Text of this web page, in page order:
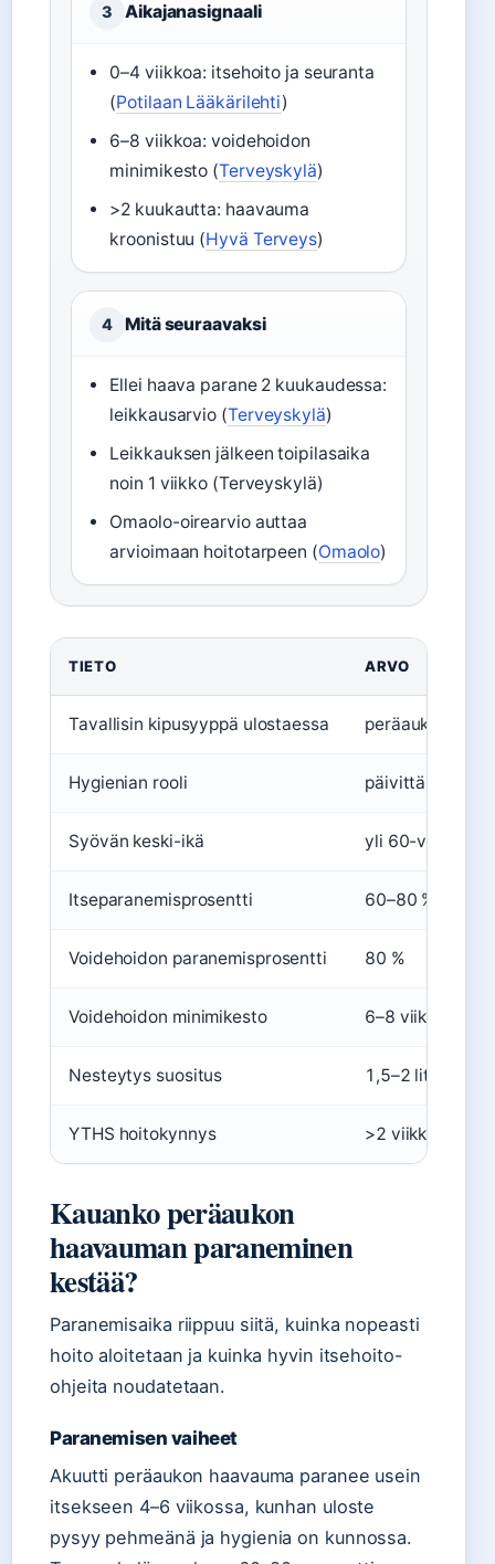
3 Aikajanasignaali
0–4 viikkoa: itsehoito ja seuranta
(Potilaan Lääkärilehti)
6–8 viikkoa: voidehoidon
minimikesto (Terveyskylä)
>2 kuukautta: haavauma
kroonistuu (Hyvä Terveys)
4 Mitä seuraavaksi
Ellei haava parane 2 kuukaudessa:
leikkausarvio (Terveyskylä)
Leikkauksen jälkeen toipilasaika
noin 1 viikko (Terveyskylä)
Omaolo-oirearvio auttaa
arvioimaan hoitotarpeen (Omaolo)
TIETO ARVO
Tavallisin kipusyyppä ulostaessa peräaukon
Hygienian rooli päivittäinen
Syövän keski-ikä yli 60-vuotiailla
Itseparanemisprosentti 60–80 %
Voidehoidon paranemisprosentti 80 %
Voidehoidon minimikesto 6–8 viikkoa
Nesteytys suositus 1,5–2 litraa
YTHS hoitokynnys >2 viikkoa
Kauanko peräaukon
haavauman paraneminen
kestää?
Paranemisaika riippuu siitä, kuinka nopeasti
hoito aloitetaan ja kuinka hyvin itsehoito-
ohjeita noudatetaan.
Paranemisen vaiheet
Akuutti peräaukon haavauma paranee usein
itsekseen 4–6 viikossa, kunhan uloste
pysyy pehmeänä ja hygienia on kunnossa.